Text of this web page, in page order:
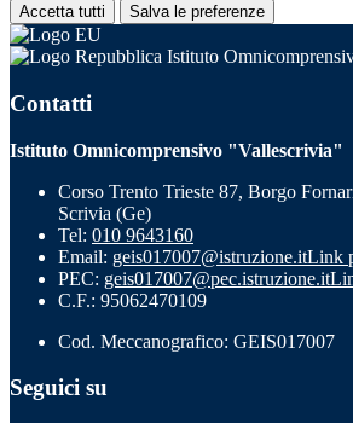
Accetta tutti Salva le preferenze
Istituto
Contatti
Istituto Omnicomprensivo "Vallescrivia"
Corso Trento Trieste 87, Borgo
Scrivia (Ge)
Tel: 010 9643160
Email: geis017007@istruzione.itLink
PEC: geis017007@pec.istruzione.it
C.F.: 95062470109
Cod. Meccanografico: GEIS017007
Seguici su